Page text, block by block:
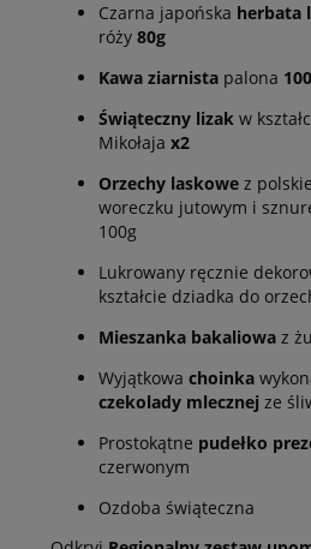
Czarna japońska herbata
róży 80g
Kawa ziarnista palona
Świąteczny lizak w
Mikołaja x2
Orzechy laskowe z
woreczku jutowym i
100g
Lukrowany ręcznie
kształcie dziadka do
Mieszanka bakaliowa z
Wyjątkowa choinka
czekolady mlecznej ze
Prostokątne pudełko
czerwonym
Ozdoba świąteczna